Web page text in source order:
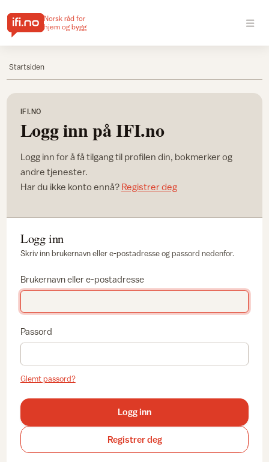
Norsk råd for
hjem og bygg
Startsiden
IFI.NO
Logg inn på IFI.no
Logg inn for å få tilgang til profilen din, bokmerker og
andre tjenester.
Har du ikke konto ennå? Registrer deg
Logg inn
Skriv inn brukernavn eller e-postadresse og passord nedenfor.
Brukernavn eller e-postadresse
Passord
Glemt passord?
Logg inn
Registrer deg